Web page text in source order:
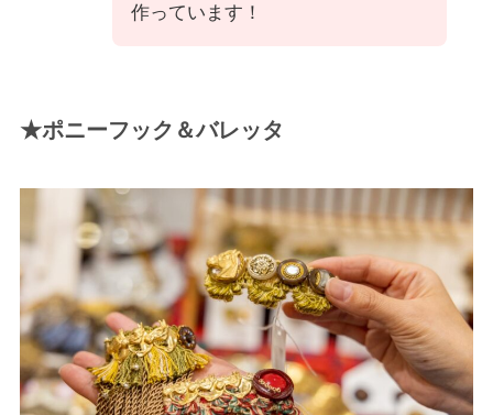
作っています！
★ポニーフック＆バレッタ